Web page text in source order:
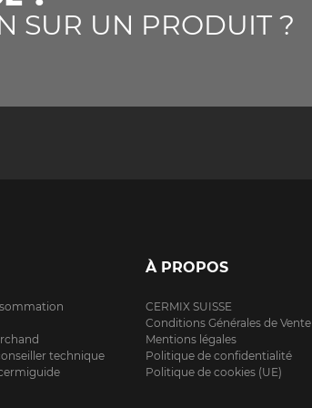
SUR UN PRODUIT ?
technique
À PROPOS
CERMIX SUISSE
Conditions Générales de Vente
Mentions légales
Politique de confidentialité
Politique de cookies (UE)